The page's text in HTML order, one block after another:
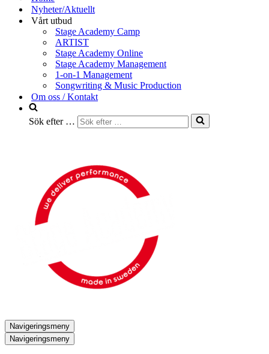
Nyheter/Aktuellt
Vårt utbud
Stage Academy Camp
ARTIST
Stage Academy Online
Stage Academy Management
1-on-1 Management
Songwriting & Music Production
Om oss / Kontakt
Sök efter …
Navigeringsmeny
Navigeringsmeny